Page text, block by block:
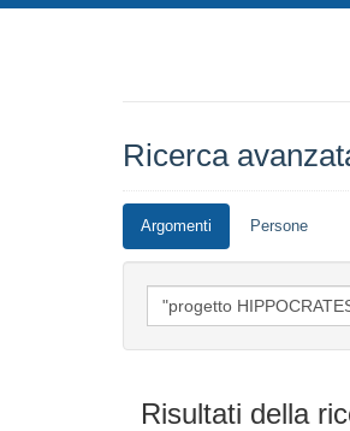
Ricerca
Argomenti Persone
Risultati della